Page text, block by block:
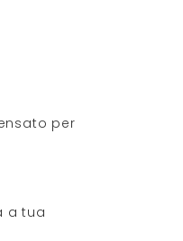
per
a tua